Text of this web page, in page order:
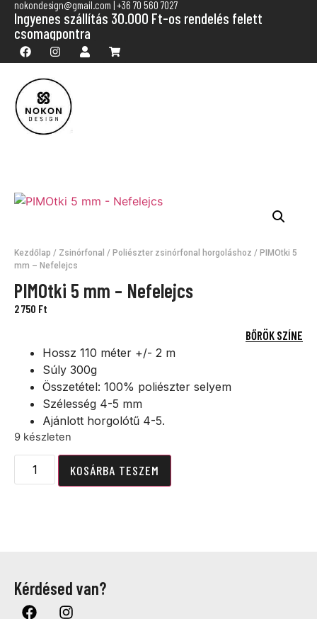
nokondesign@gmail.com | +36 70 560 7027
Ingyenes szállítás 30.000 Ft-os rendelés felett
csomagpontra
Kezdőlap / Zsinórfonal / Poliészter zsinórfonal horgoláshoz / PIMOtki 5
mm – Nefelejcs
PIMOtki 5 mm – Nefelejcs
2 750 Ft
BŐRÖK SZÍNE
Hossz 110 méter +/- 2 m
Súly 300g
Összetétel: 100% poliészter selyem
Szélesség 4-5 mm
Ajánlott horgolótű 4-5.
9 készleten
KOSÁRBA TESZEM
Kérdésed van?